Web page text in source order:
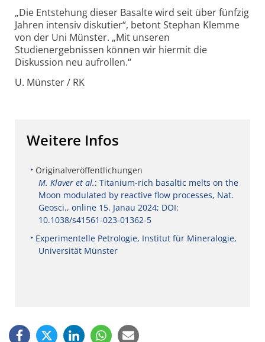
„Die Entstehung dieser Basalte wird seit über fünfzig
Jahren intensiv diskutier“, betont Stephan Klemme
von der Uni Münster. „Mit unseren
Studienergebnissen können wir hiermit die
Diskussion neu aufrollen.“
U. Münster / RK
Weitere Infos
Originalveröffentlichungen
M. Klaver et al.: Titanium-rich basaltic melts on the
Moon modulated by reactive flow processes, Nat.
Geosci., online 15. Janau 2024; DOI:
10.1038/s41561-023-01362-5
Experimentelle Petrologie, Institut für Mineralogie,
Universität Münster